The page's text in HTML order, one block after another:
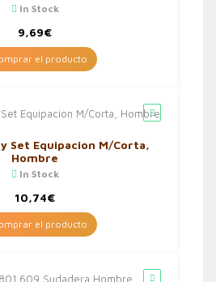
In Stock
9,69€
el producto
Set Equipacion M/Corta,
Hombre
In Stock
10,74€
el producto